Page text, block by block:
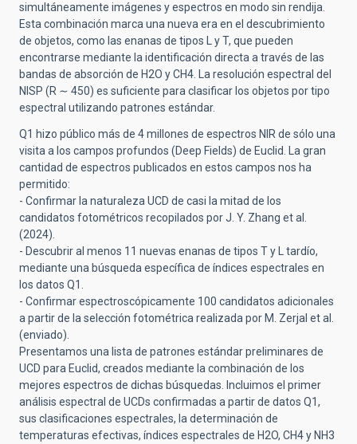
simultáneamente imágenes y espectros en modo sin rendija.
Esta combinación marca una nueva era en el descubrimiento
de objetos, como las enanas de tipos L y T, que pueden
encontrarse mediante la identificación directa a través de las
bandas de absorción de H2O y CH4. La resolución espectral del
NISP (R ∼ 450) es suficiente para clasificar los objetos por tipo
espectral utilizando patrones estándar.
Q1 hizo público más de 4 millones de espectros NIR de sólo una
visita a los campos profundos (Deep Fields) de Euclid. La gran
cantidad de espectros publicados en estos campos nos ha
permitido:
- Confirmar la naturaleza UCD de casi la mitad de los
candidatos fotométricos recopilados por J. Y. Zhang et al.
(2024).
- Descubrir al menos 11 nuevas enanas de tipos T y L tardío,
mediante una búsqueda específica de índices espectrales en
los datos Q1.
- Confirmar espectroscópicamente 100 candidatos adicionales
a partir de la selección fotométrica realizada por M. Zerjal et al.
(enviado).
Presentamos una lista de patrones estándar preliminares de
UCD para Euclid, creados mediante la combinación de los
mejores espectros de dichas búsquedas. Incluimos el primer
análisis espectral de UCDs confirmadas a partir de datos Q1,
sus clasificaciones espectrales, la determinación de
temperaturas efectivas, índices espectrales de H2O, CH4 y NH3